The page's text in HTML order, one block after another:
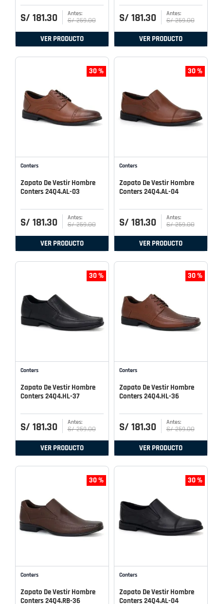
S/ 181.30 S/ 259.00
VER PRODUCTO
S/ 181.30 S/ 259.00
VER PRODUCTO
30 %
Conters
Zapato De Vestir Hombre
Conters 24Q4.AL-03
S/ 181.30 S/ 259.00
VER PRODUCTO
30 %
Conters
Zapato De Vestir Hombre
Conters 24Q4.AL-04
S/ 181.30 S/ 259.00
VER PRODUCTO
30 %
Conters
Zapato De Vestir Hombre
Conters 24Q4.HL-37
S/ 181.30 S/ 259.00
VER PRODUCTO
30 %
Conters
Zapato De Vestir Hombre
Conters 24Q4.HL-36
S/ 181.30 S/ 259.00
VER PRODUCTO
30 %
Conters
Zapato De Vestir Hombre
Conters 24Q4.RB-36
30 %
Conters
Zapato De Vestir Hombre
Conters 24Q4.AL-04